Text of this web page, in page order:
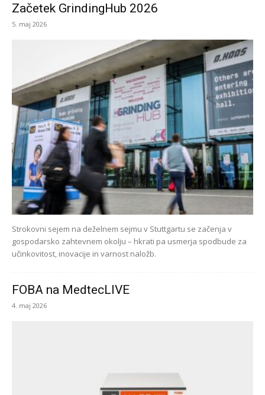
Začetek GrindingHub 2026
5. maj 2026
Strokovni sejem na deželnem sejmu v Stuttgartu se začenja v
gospodarsko zahtevnem okolju – hkrati pa usmerja spodbude za
učinkovitost, inovacije in varnost naložb.
FOBA na MedtecLIVE
4. maj 2026